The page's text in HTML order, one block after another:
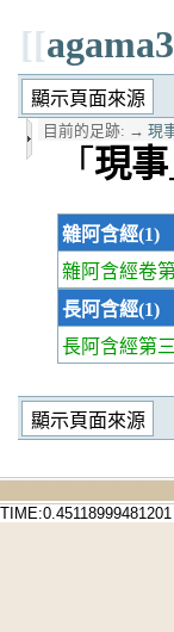
[[
目前的足跡: → 現
「 現事
雜阿含經(1)
雜阿含經卷
長阿含經(1)
長阿含經第
TIME:0.45118999481201